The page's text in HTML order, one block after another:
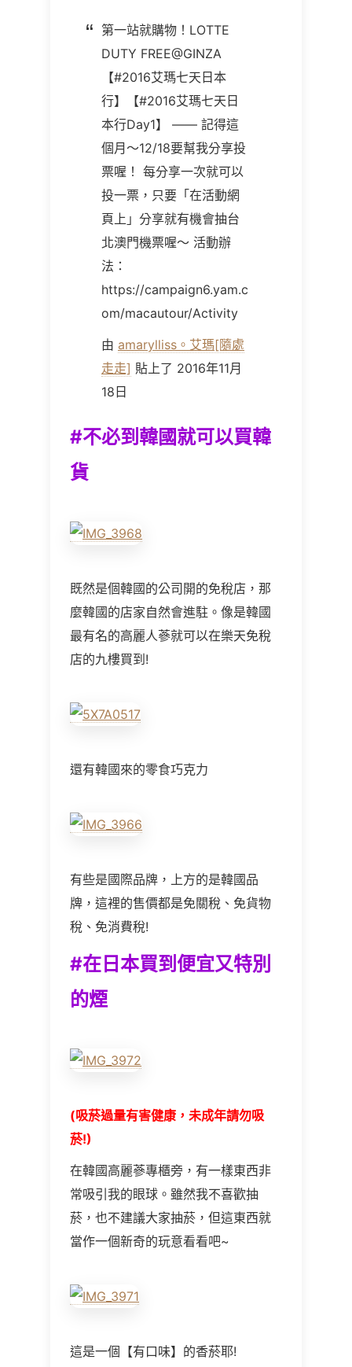
第一站就購物！LOTTE
DUTY FREE@GINZA
【#2016艾瑪七天日本
行】【#2016艾瑪七天日
本行Day1】 —— 記得這
個月～12/18要幫我分享投
票喔！ 每分享一次就可以
投一票，只要「在活動網
頁上」分享就有機會抽台
北澳門機票喔～ 活動辦
法：
https://campaign6.yam.c
om/macautour/Activity
由 amarylliss。艾瑪[隨處
走走] 貼上了 2016年11月
18日
#不必到韓國就可以買韓
貨
既然是個韓國的公司開的免稅店，那
麼韓國的店家自然會進駐。像是韓國
最有名的高麗人蔘就可以在樂天免稅
店的九樓買到!
還有韓國來的零食巧克力
有些是國際品牌，上方的是韓國品
牌，這裡的售價都是免關稅、免貨物
稅、免消費稅!
#在日本買到便宜又特別
的煙
(吸菸過量有害健康，未成年請勿吸
菸!)
在韓國高麗蔘專櫃旁，有一樣東西非
常吸引我的眼球。雖然我不喜歡抽
菸，也不建議大家抽菸，但這東西就
當作一個新奇的玩意看看吧~
這是一個【有口味】的香菸耶!